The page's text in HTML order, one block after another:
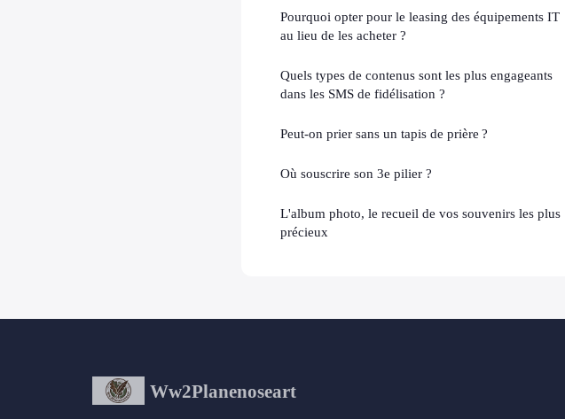
Pourquoi opter pour le leasing des équipements IT
au lieu de les acheter ?
Quels types de contenus sont les plus engageants
dans les SMS de fidélisation ?
Peut-on prier sans un tapis de prière ?
Où souscrire son 3e pilier ?
L'album photo, le recueil de vos souvenirs les plus
précieux
Ww2Planenoseart